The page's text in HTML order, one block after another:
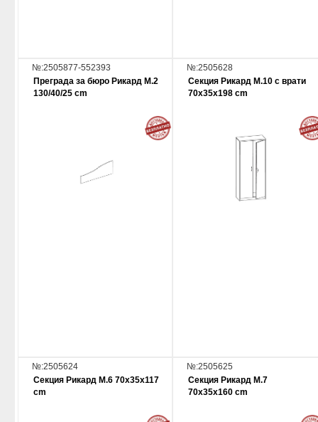
№:2505877-552393
Преграда за бюро Рикард М.2
130/40/25 cm
№:2505628
Секция Рикард М.10 с врати
70х35х198 cm
№:2505624
Секция Рикард М.6 70х35х117
cm
№:2505625
Секция Рикард М.7
70х35х160 cm